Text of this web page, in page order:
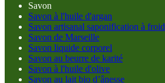
Savon
Savon à l'huile d'argan
Savon artisanal saponification à froid
Savon de Marseille
Savon liquide corporel
Savon au beurre de karité
Savon à l'huile d'olive
Savon au lait bio d’ânesse